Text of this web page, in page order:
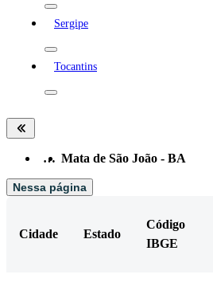
Sergipe
Tocantins
… Mata de São João - BA
Nessa página
Cidade Estado
Código
IBGE